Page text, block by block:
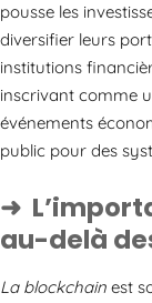
pousse les
diversifier leurs
institutions
inscrivant comme
événements
public pour des
au-delà
La blockchain est